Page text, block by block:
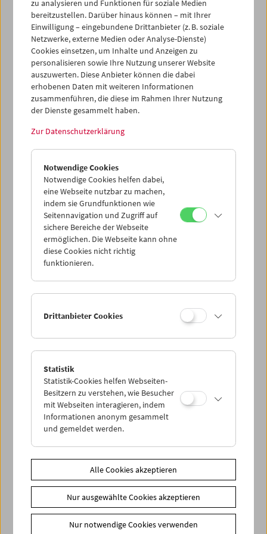
Filmmuseum und führte mit Alexander Horwath ein
Gespräch über Max Ophüls und dem anschließend
gezeigten FilmLiebelei. Der Intendant der Wiener
Festwochen hat kürzlich Arthur Schnitzlers Fin de Siècle-
Drama unter dem Titel Sweet Nothingsauf die Bühne
gebracht.
ProgrammMai / Juni 2010 - Max Ophüls
< zurück zur Übersicht
Share on
Newsletter
Fotos unserer Gäste
Gästebuch
zu analysieren und Funktionen für soziale Medien
bereitzustellen. Darüber hinaus können – mit Ihrer
Einwilligung – eingebundene Drittanbieter (z. B. soziale
Netzwerke, externe Medien oder Analyse-Dienste)
Cookies einsetzen, um Inhalte und Anzeigen zu
personalisieren sowie Ihre Nutzung unserer Website
auszuwerten. Diese Anbieter können die dabei
erhobenen Daten mit weiteren Informationen
zusammenführen, die diese im Rahmen Ihrer Nutzung
der Dienste gesammelt haben.
Zur Datenschutzerklärung
Notwendige Cookies
Notwendige Cookies helfen dabei,
eine Webseite nutzbar zu machen,
indem sie Grundfunktionen wie
Seitennavigation und Zugriff auf
sichere Bereiche der Webseite
ermöglichen. Die Webseite kann ohne
diese Cookies nicht richtig
funktionieren.
Drittanbieter Cookies
Statistik
Statistik-Cookies helfen Webseiten-
Besitzern zu verstehen, wie Besucher
mit Webseiten interagieren, indem
Informationen anonym gesammelt
und gemeldet werden.
Alle Cookies akzeptieren
Nur ausgewählte Cookies akzeptieren
Nur notwendige Cookies verwenden